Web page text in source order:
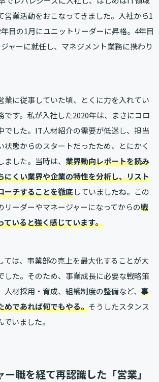
営業活動をおこなってきました。入社から1
目の1月にユニットリーダーに昇格。4年目
ャーに就任し、マネジメント業務に携わり
業に従事していた頃、とくに力を入れてい
です。私が入社した2020年は、まさにコロ
でした。IT人材紹介の需要が低迷し、担当
状態からのスタートだったため、とにかく
した。当時は、 業界動向レポートを読み
にくい業界や企業の特性を分析し、リスト
ーチすることを徹底していましたね。この
リーダーやマネージャーになってからの戦
ていると強く感じています。
ては、事業部の売上を最大化することが大
した。そのため、事業成長に必要な戦略策
人材採用・育成、組織制度の整備など、 事
めであれば何でもやる。そうしたスタンス
いました。
ー職を経て再認識した「営業」